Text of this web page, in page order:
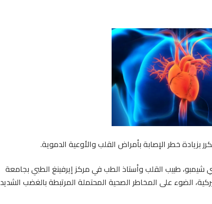
خطر الإصابة بأمراض القلب والأوعية الدموية.
شيمبو، طبيب القلب وأستاذ الطب في مركز إيرفينغ الطبي بجامعة
الضوء على المخاطر الصحية المحتملة المرتبطة بالغضب الشديد